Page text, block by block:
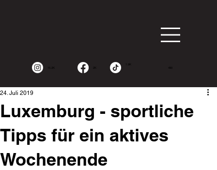
15.2K 2K
1.9K
490
Luxemburg - sportliche
Tipps für ein aktives
Wochenende
24. Juli 2019